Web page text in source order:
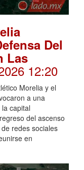
Del
Las
12:20
Morelia y el
a una
capital
del ascenso
redes sociales
en